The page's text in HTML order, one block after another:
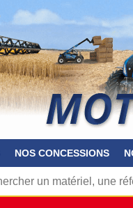
NOS CONCESSIONS